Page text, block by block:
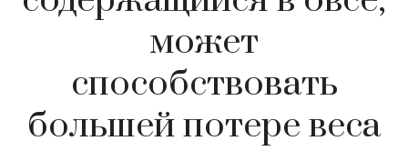
может
способствовать
большей потере веса